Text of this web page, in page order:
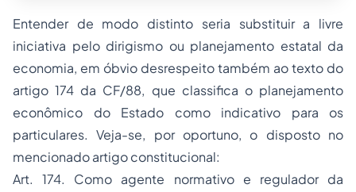
Entender de modo distinto seria substituir a livre
iniciativa pelo dirigismo ou planejamento estatal da
economia, em óbvio desrespeito também ao texto do
artigo 174 da CF/88, que classifica o planejamento
econômico do Estado como indicativo para os
particulares. Veja-se, por oportuno, o disposto no
mencionado artigo constitucional:
Art. 174. Como agente normativo e regulador da